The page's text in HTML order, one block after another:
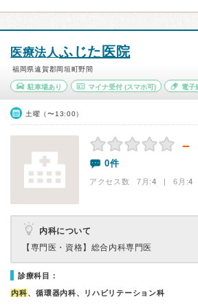
医療法人ふじた医院
福岡県遠賀郡岡垣町野間
駐車場あり マイナ受付(スマホ可) 電子
土曜（〜13:00）
－
0件
アクセス数 7月:4 | 6月:4
内科について
【専門医・資格】 総合内科専門医
診療科目：
内科、循環器内科、リハビリテーション科